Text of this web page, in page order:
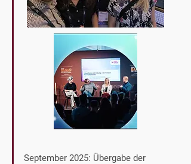
September 2025: Übergabe der